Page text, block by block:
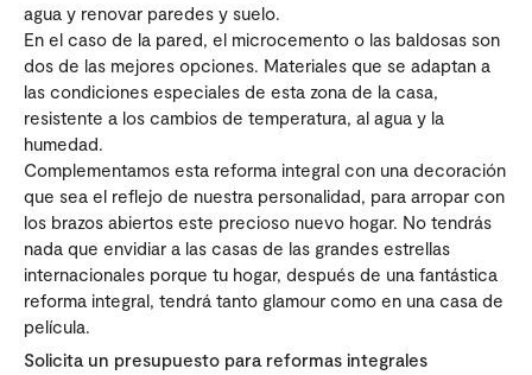
agua y renovar paredes y suelo.
En el caso de la pared, el microcemento o las baldosas son
dos de las mejores opciones. Materiales que se adaptan a
las condiciones especiales de esta zona de la casa,
resistente a los cambios de temperatura, al agua y la
humedad.
Complementamos esta reforma integral con una decoración
que sea el reflejo de nuestra personalidad, para arropar con
los brazos abiertos este precioso nuevo hogar. No tendrás
nada que envidiar a las casas de las grandes estrellas
internacionales porque tu hogar, después de una fantástica
reforma integral, tendrá tanto glamour como en una casa de
película.
Solicita un presupuesto para reformas integrales